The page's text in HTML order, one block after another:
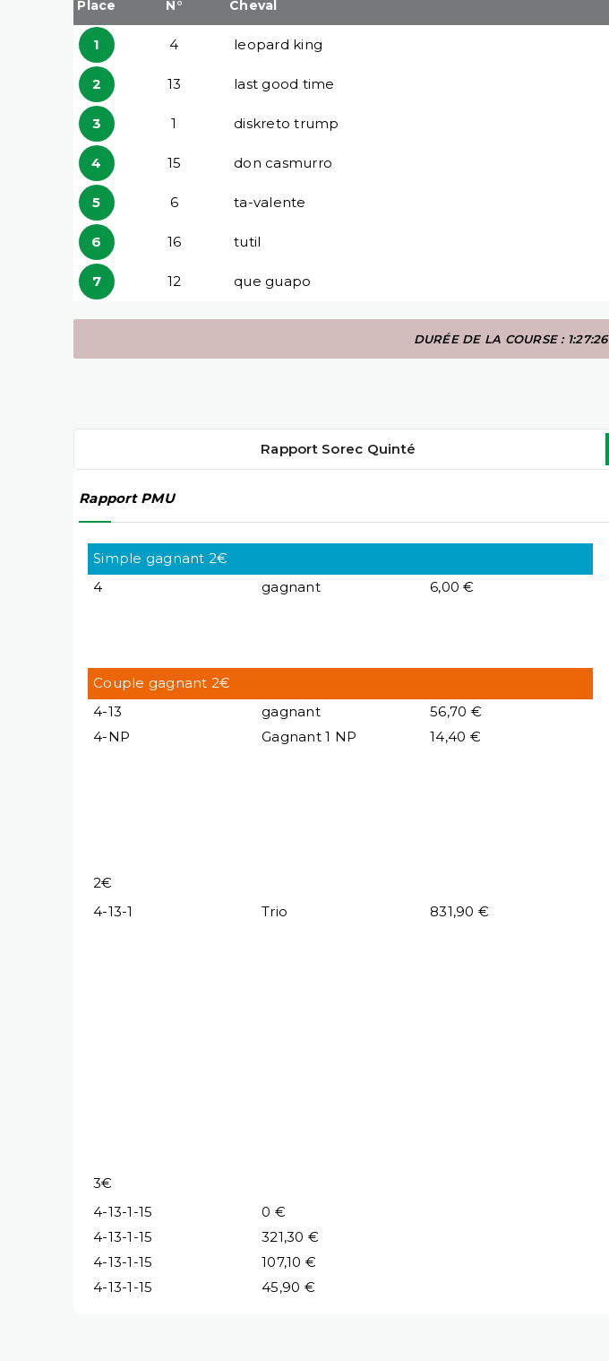
Place N° Cheval
1 4 leopard king
2 13 last good time
3 1 diskreto trump
4 15 don casmurro
5 6 ta-valente
6 16 tutil
7 12 que guapo
DURÉE DE LA COURSE : 1:27:26
Rapport Sorec Quinté
Rapport PMU
Simple gagnant 2€
4
gagnant 6,00 €
Couple gagnant 2€
4-13
gagnant
56,70 €
4-NP
Gagnant 1 NP 14,40 €
2€
4-13-1
Trio 831,90 €
3€
4-13-1-15
0 €
4-13-1-15
321,30 €
4-13-1-15
107,10 €
4-13-1-15
45,90 €